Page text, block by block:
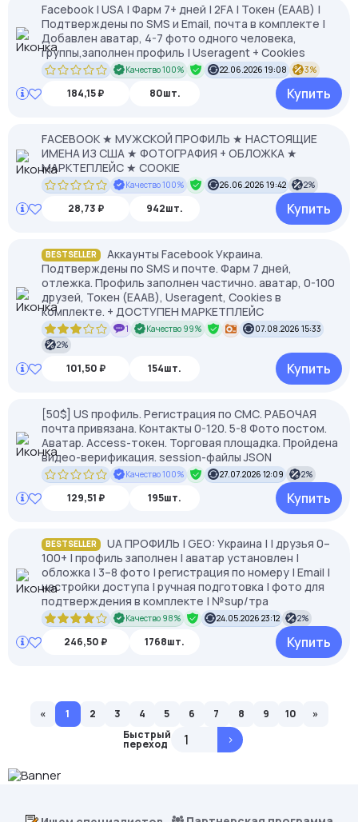
Facebook | USA | Фарм 7+ дней | 2FA | Токен (EAAB) |
Подтверждены по SMS и Email, почта в комплекте |
Добавлен аватар, 4-7 фото одного человека,
группы,заполнен профиль | Useragent + Cookies
Качество 100% 22.06.2026 19:08 3%
184,15 ₽ 80шт. Купить
FACEBOOK ★ МУЖСКОЙ ПРОФИЛЬ ★ НАСТОЯЩИЕ
ИМЕНА ИЗ США ★ ФОТОГРАФИЯ + ОБЛОЖКА ★
МАРКТЕПЛЕЙС ★ COOKIE
Качество 100% 26.06.2026 19:42 2%
28,73 ₽ 942шт. Купить
BESTSELLER
Аккаунты Facebook Украина.
Подтверждены по SMS и почте. Фарм 7 дней,
отлежка. Профиль заполнен частично. аватар, 0-100
друзей, Токен (EAAB), Useragent, Cookies в
комплекте. + ДОСТУПЕН МАРКЕТПЛЕЙС
1 Качество 99%
07.08.2026 15:33
2%
101,50 ₽ 154шт. Купить
[50$] US профиль. Регистрация по СМС. РАБОЧАЯ
почта привязана. Контакты 0-120. 5-8 Фото постом.
Аватар. Access-токен. Торговая площадка. Пройдена
видео-верификация. session-файлы JSON
Качество 100% 27.07.2026 12:09 2%
129,51 ₽ 195шт. Купить
BESTSELLER
UA ПРОФИЛЬ | GEO: Украина | | друзья 0–
100+ | профиль заполнен | аватар установлен |
обложка | 3–8 фото | регистрация по номеру | Email |
настройки доступа | ручная подготовка | фото для
подтверждения в комплекте | №sup/тра
Качество 98% 24.05.2026 23:12 2%
246,50 ₽ 1768шт. Купить
« 1 2 3 4 5 6 7 8 9 10
»
Быстрый
переход >